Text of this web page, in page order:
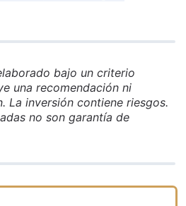
bajo un criterio
una recomendación ni
La inversión contiene riesgos.
no son garantía de